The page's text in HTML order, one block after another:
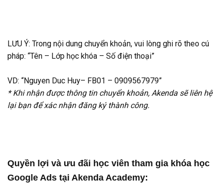
LƯU Ý: Trong nội dung chuyển khoản, vui lòng ghi rõ theo cú
pháp: “Tên – Lớp học khóa – Số điện thoại”
VD: “Nguyen Duc Huy– FB01 – 0909567979”
* Khi nhận được thông tin chuyển khoản, Akenda sẽ liên hệ
lại bạn để xác nhận đăng ký thành công.
Quyền lợi và ưu đãi học viên tham gia khóa học
Google Ads tại Akenda Academy: